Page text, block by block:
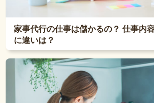
家事代行の仕事は儲かるの？ 仕事内
に違いは？